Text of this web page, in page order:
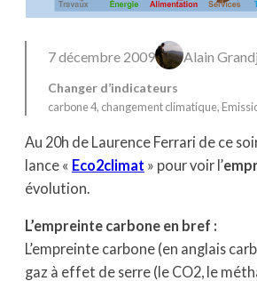
7 décembre 2009 Alain
Changer d’indicateurs
carbone 4, changement climatique,
Au 20h de Laurence Ferrari de ce
lance « Eco2climat » pour voir l’
évolution.
L’empreinte carbone en bref :
L’empreinte carbone (en anglais
gaz à effet de serre (le CO2, le